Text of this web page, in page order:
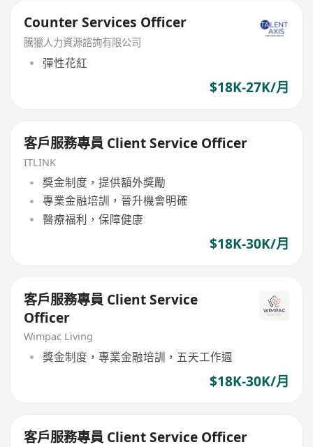
Counter Services Officer
騰獵人力資源諮詢有限公司
彈性花紅
$18K-27K/月
客戶服務專員 Client Service Officer
ITLINK
獎金制度，提供額外獎勵
專業金融培訓，晉升機會明確
醫療福利，保障健康
$18K-30K/月
客戶服務專員 Client Service
Officer
Wimpac Living
獎金制度，專業金融培訓，五天工作週
$18K-30K/月
客戶服務專員 Client Service Officer